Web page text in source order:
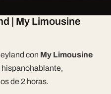
| My Limousine
con My Limousine
de 2 horas.